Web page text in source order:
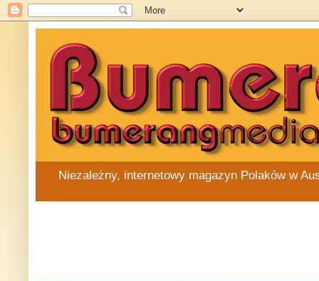
Niezależny, internetowy magazyn Polaków w